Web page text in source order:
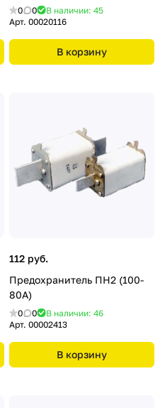
0 0
В наличии: 45
Арт. 00020116
В корзину
112 руб.
Предохранитель ПН2 (100-
80А)
0 0
В наличии: 46
Арт. 00002413
В корзину